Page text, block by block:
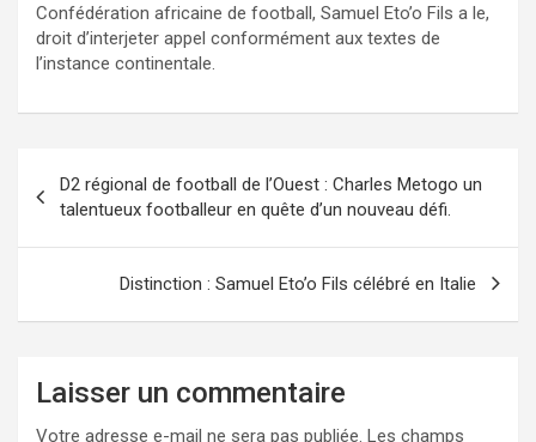
Confédération africaine de football, Samuel Eto’o Fils a le,
droit d’interjeter appel conformément aux textes de
l’instance continentale.
de
l’article
D2 régional de football de l’Ouest : Charles Metogo un
talentueux footballeur en quête d’un nouveau défi.
Distinction : Samuel Eto’o Fils célébré en Italie
Laisser un commentaire
Votre adresse e-mail ne sera pas publiée. Les champs